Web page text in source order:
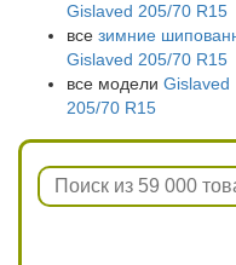
Gislaved 205/70 R15
все зимние
Gislaved 205/70 R15
все модели Gislaved
205/70 R15